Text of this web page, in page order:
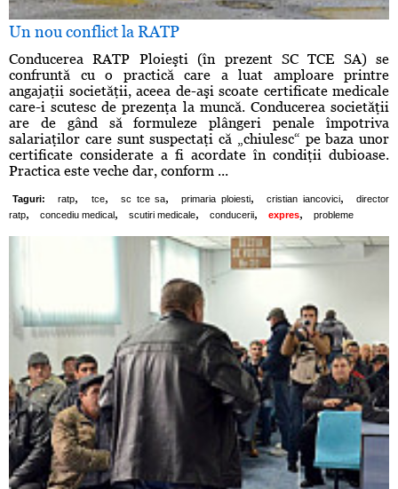
Un nou conflict la RATP
Conducerea RATP Ploieşti (în prezent SC TCE SA) se
confruntă cu o practică care a luat amploare printre
angajaţii societăţii, aceea de-aşi scoate certificate medicale
care-i scutesc de prezenţa la muncă. Conducerea societăţii
are de gând să formuleze plângeri penale împotriva
salariaţilor care sunt suspectaţi că „chiulesc“ pe baza unor
certificate considerate a fi acordate în condiţii dubioase.
Practica este veche dar, conform ...
Taguri: ratp, tce, sc tce sa, primaria ploiesti, cristian iancovici,
director
ratp, concediu medical , scutiri medicale, conducerii, expres, probleme